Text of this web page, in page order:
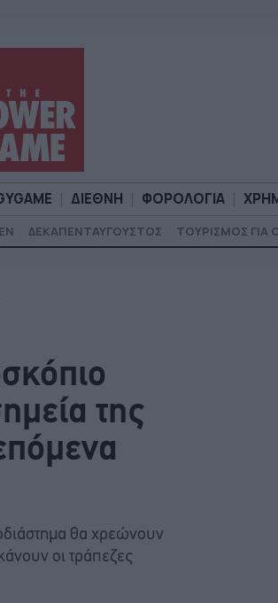
ΔΙΕΘΝΗ ΦΟΡΟΛΟΓΙΑ
ΔΕΚΑΠΕΝΤΑΥΓΟΥΣΤΟΣ ΤΟΥΡΙΣΜΟΣ ΓΙΑ
της
θα χρεώνουν
οι τράπεζες